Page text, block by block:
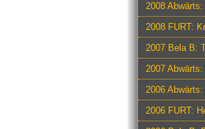
2008
2008 FURT:
2007 Bela B:
2007
2006
2006 FURT: